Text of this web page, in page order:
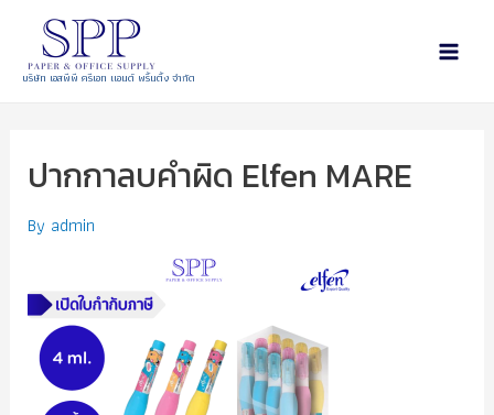
บริษัท เอสพีพี ครีเอท แอนด์ พริ้นติ้ง จำกัด
ปากกาลบคำผิด Elfen MARE
By admin